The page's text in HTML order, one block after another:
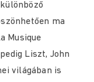
ma
Musique
Liszt, John
világában is